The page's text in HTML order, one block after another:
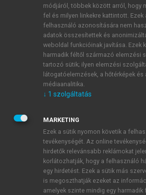
ÚJ FIÓK LÉTREHOZÁSA
1 óra díjmentes hozzáférés
E-MAIL-CÍM
JELSZÓ
JELSZÓ ÚJRA
Kérek értesítést a MeRSZ újdonságairól,
módjáról, többek között arról, hogy
fel és milyen linkekre kattintott.
felhasználó azonosítására nem
adatok összesítettek és
weboldal funkcióinak javítása. Ezek
harmadik féltől származó elemzési
tartozó sütik; ilyen elemzési
látogatóelemzések, a hőtérképek
médiaanalitika.
↓ 1 szolgáltatás
MARKETING
Ezek a sütik nyomon követik a
tevékenységét. Az online
hirdetők relevánsabb reklámokat
korlátozhatják, hogy a felhasználó
egy hirdetést. Ezek a sütik más
is megoszthatják ezeket az
amelyek szinte mindig egy harmadik